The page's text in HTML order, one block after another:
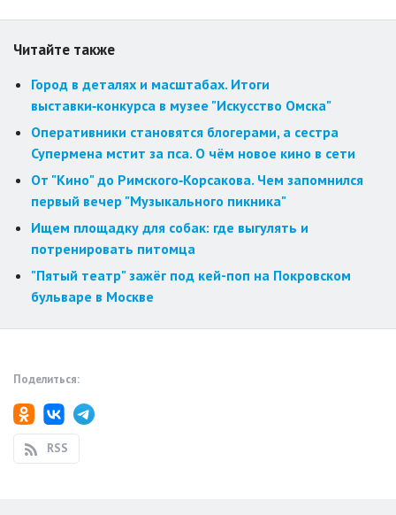
Читайте также
Город в деталях и масштабах. Итоги
выставки‑конкурса в музее "Искусство Омска"
Оперативники становятся блогерами, а сестра
Супермена мстит за пса. О чём новое кино в сети
От "Кино" до Римского‑Корсакова. Чем запомнился
первый вечер "Музыкального пикника"
Ищем площадку для собак: где выгулять и
потренировать питомца
"Пятый театр" зажёг под кей-поп на Покровском
бульваре в Москве
Поделиться:
RSS